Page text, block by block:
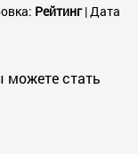
Рейтинг| Дата
можете стать